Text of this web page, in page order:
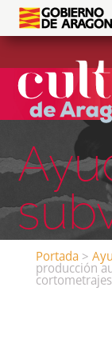
Portada>
producción